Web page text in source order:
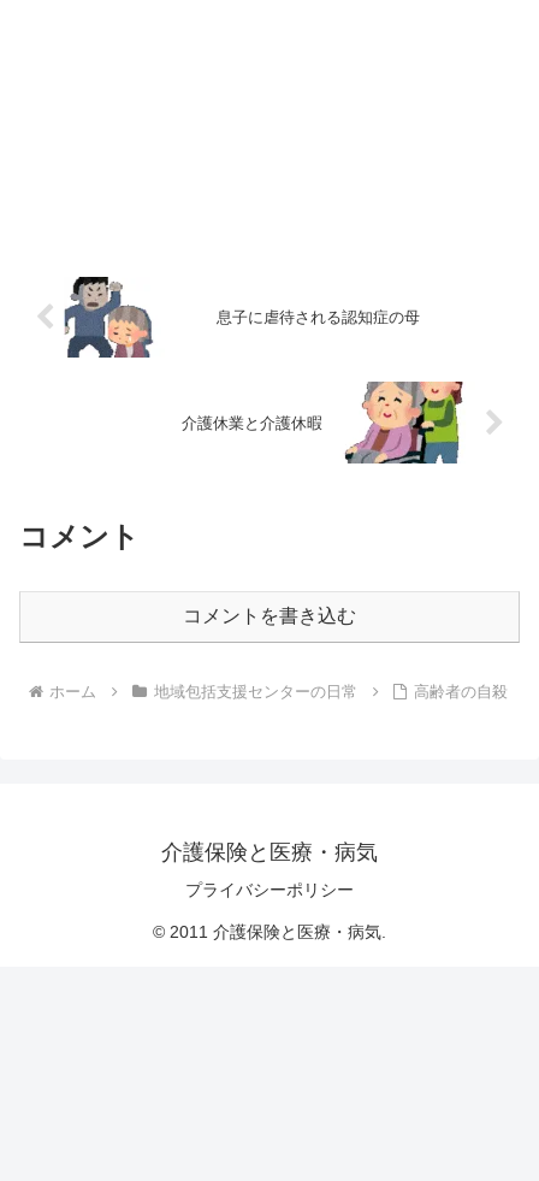
息子に虐待される認知症の母
介護休業と介護休暇
コメント
コメントを書き込む
ホーム 地域包括支援センターの日常 高齢者の自殺
介護保険と医療・病気
プライバシーポリシー
© 2011 介護保険と医療・病気.